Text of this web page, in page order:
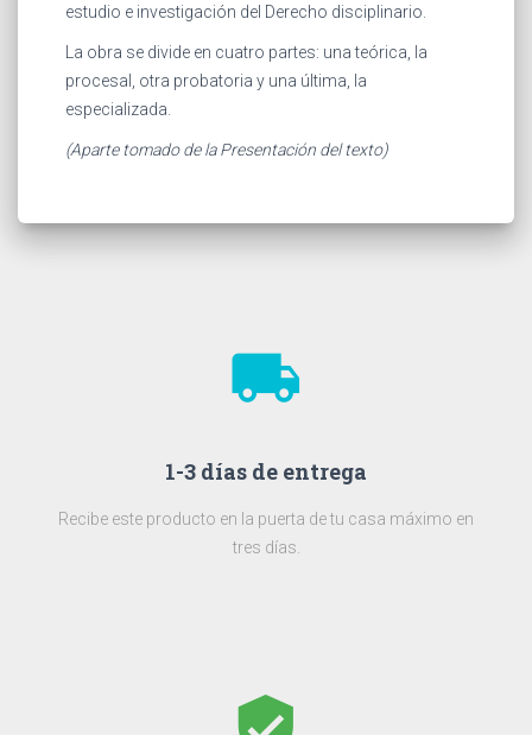
estudio e investigación del Derecho disciplinario.
La obra se divide en cuatro partes: una teórica, la
procesal, otra probatoria y una última, la
especializada.
(Aparte tomado de la Presentación del texto)
local_shipping
1-3 días de entrega
Recibe este producto en la puerta de tu casa máximo en
tres días.